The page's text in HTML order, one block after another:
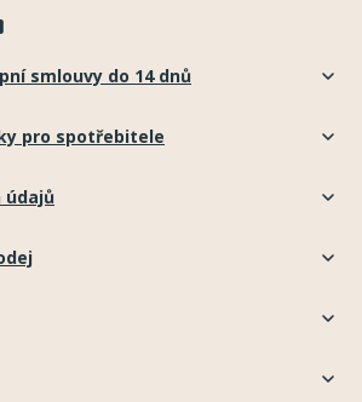
smlouvy do 14 dnů
pro spotřebitele
údajů